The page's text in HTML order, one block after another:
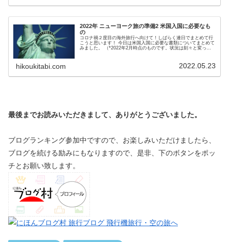
2022年 ニューヨーク旅の準備2 米国入国に必要なも
の
コロナ禍２度目の海外旅行へ向けて！しばらく連日でまとめて行
こうと思います！ 今日は米国入国に必要な書類についてまとめて
みました。 （*2022年2月時点のものです。状況は刻々と変って
hikoukitabi.com 2022.05.23
最後までお読みいただきまして、ありがとうございました。
ブログランキング参加中ですので、お楽しみいただけましたら、
ブログを続ける励みにもなりますので、是非、下のボタンをポッ
チとお願い致します。